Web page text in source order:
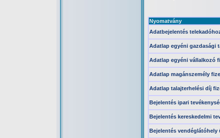
Nyomatvány
Adatbejelentés
Adatlap egyéni gazdasági
Adatlap egyéni vállalkozó
Adatlap magánszemély
Adatlap talajterhelési díj
Bejelentés ipari
Bejelentés kereskedelmi
Bejelentés